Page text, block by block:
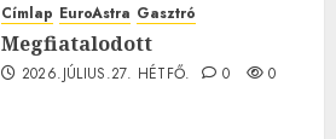
Címlap EuroAstra Gasztró
Megfiatalodott
2026.JÚLIUS.27. HÉTFŐ. 0 0